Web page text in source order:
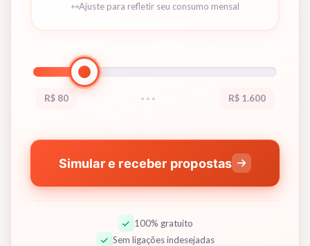
Ajuste para refletir seu consumo mensal
R$ 80 ••• R$ 1.600
Simular e receber propostas
100% gratuito
Sem ligações indesejadas